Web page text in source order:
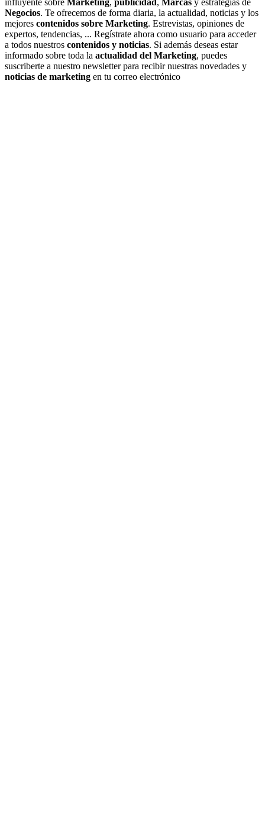
influyente sobre Marketing, publicidad , Marcas y estrategias de
Negocios. Te ofrecemos de forma diaria, la actualidad, noticias y los
mejores contenidos sobre Marketing. Estrevistas, opiniones de
expertos, tendencias, ... Regístrate ahora como usuario para acceder
a todos nuestros contenidos y noticias. Si además deseas estar
informado sobre toda la actualidad del Marketing, puedes
suscriberte a nuestro newsletter para recibir nuestras novedades y
noticias de marketing en tu correo electrónico